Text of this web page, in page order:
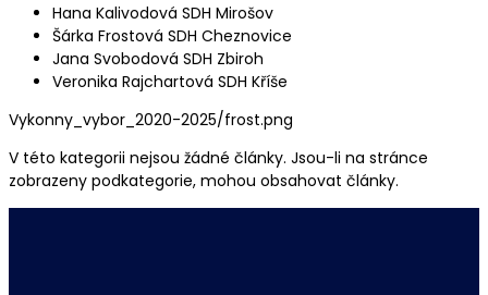
Hana Kalivodová SDH Mirošov
Šárka Frostová SDH Cheznovice
Jana Svobodová SDH Zbiroh
Veronika Rajchartová SDH Kříše
Vykonny_vybor_2020-2025/frost.png
V této kategorii nejsou žádné články. Jsou-li na stránce
zobrazeny podkategorie, mohou obsahovat články.